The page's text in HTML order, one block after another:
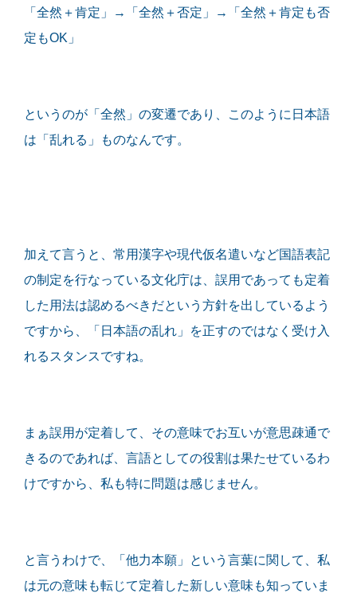
「全然＋肯定」→「全然＋否定」→「全然＋肯定も否
定もOK」
というのが「全然」の変遷であり、このように日本語
は「乱れる」ものなんです。
加えて言うと、常用漢字や現代仮名遣いなど国語表記
の制定を行なっている文化庁は、誤用であっても定着
した用法は認めるべきだという方針を出しているよう
ですから、「日本語の乱れ」を正すのではなく受け入
れるスタンスですね。
まぁ誤用が定着して、その意味でお互いが意思疎通で
きるのであれば、言語としての役割は果たせているわ
けですから、私も特に問題は感じません。
と言うわけで、「他力本願」という言葉に関して、私
は元の意味も転じて定着した新しい意味も知っていま